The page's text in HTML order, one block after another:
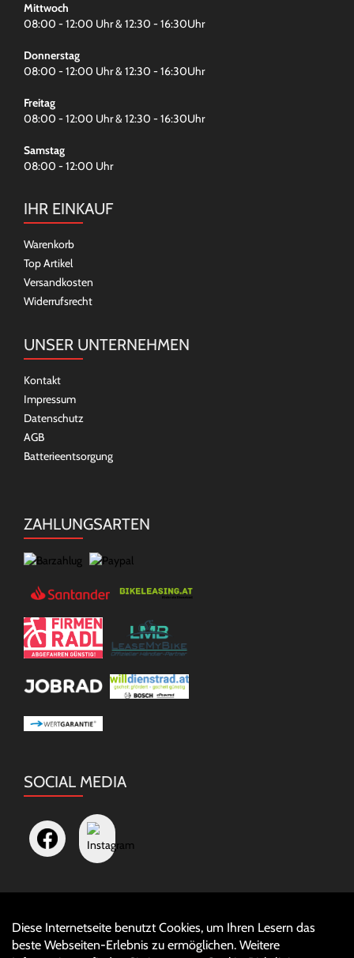
Mittwoch
08:00 - 12:00 Uhr & 12:30 - 16:30Uhr
Donnerstag
08:00 - 12:00 Uhr & 12:30 - 16:30Uhr
Freitag
08:00 - 12:00 Uhr & 12:30 - 16:30Uhr
Samstag
08:00 - 12:00 Uhr
IHR EINKAUF
Warenkorb
Top Artikel
Versandkosten
Widerrufsrecht
UNSER UNTERNEHMEN
Kontakt
Impressum
Datenschutz
AGB
Batterieentsorgung
ZAHLUNGSARTEN
SOCIAL MEDIA
Diese Internetseite benutzt Cookies, um Ihren Lesern das
beste Webseiten-Erlebnis zu ermöglichen. Weitere
Auftrag widerrufen